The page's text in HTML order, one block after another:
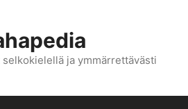
ja ymmärrettävästi